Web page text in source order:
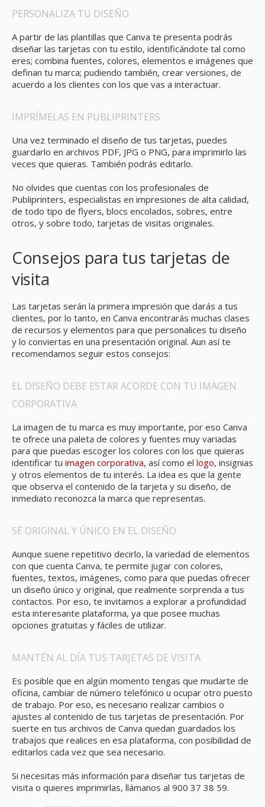
PERSONALIZA TU DISEÑO
A partir de las plantillas que Canva te presenta podrás
diseñar las tarjetas con tu estilo, identificándote tal como
eres; combina fuentes, colores, elementos e imágenes que
definan tu marca; pudiendo también, crear versiones, de
acuerdo a los clientes con los que vas a interactuar.
IMPRÍMELAS EN PUBLIPRINTERS
Una vez terminado el diseño de tus tarjetas, puedes
guardarlo en archivos PDF, JPG o PNG, para imprimirlo las
veces que quieras. También podrás editarlo.
No olvides que cuentas con los profesionales de
Publiprinters, especialistas en impresiones de alta calidad,
de todo tipo de flyers, blocs encolados, sobres, entre
otros, y sobre todo, tarjetas de visitas originales.
Consejos para tus tarjetas de
visita
Las tarjetas serán la primera impresión que darás a tus
clientes, por lo tanto, en Canva encontrarás muchas clases
de recursos y elementos para que personalices tu diseño
y lo conviertas en una presentación original. Aun así te
recomendamos seguir estos consejos:
EL DISEÑO DEBE ESTAR ACORDE CON TU IMAGEN
CORPORATIVA
La imagen de tu marca es muy importante, por eso Canva
te ofrece una paleta de colores y fuentes muy variadas
para que puedas escoger los colores con los que quieras
identificar tu imagen corporativa, así como el logo, insignias
y otros elementos de tu interés. La idea es que la gente
que observa el contenido de la tarjeta y su diseño, de
inmediato reconozca la marca que representas.
SÉ ORIGINAL Y ÚNICO EN EL DISEÑO
Aunque suene repetitivo decirlo, la variedad de elementos
con que cuenta Canva, te permite jugar con colores,
fuentes, textos, imágenes, como para que puedas ofrecer
un diseño único y original, que realmente sorprenda a tus
contactos. Por eso, te invitamos a explorar a profundidad
esta interesante plataforma, ya que posee muchas
opciones gratuitas y fáciles de utilizar.
MANTÉN AL DÍA TUS TARJETAS DE VISITA
Es posible que en algún momento tengas que mudarte de
oficina, cambiar de número telefónico u ocupar otro puesto
de trabajo. Por eso, es necesario realizar cambios o
ajustes al contenido de tus tarjetas de presentación. Por
suerte en tus archivos de Canva quedan guardados los
trabajos que realices en esa plataforma, con posibilidad de
editarlos cada vez que sea necesario.
Si necesitas más información para diseñar tus tarjetas de
visita o quieres imprimirlas, llámanos al 900 37 38 59.